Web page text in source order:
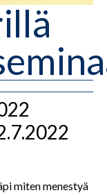
miten menestyä